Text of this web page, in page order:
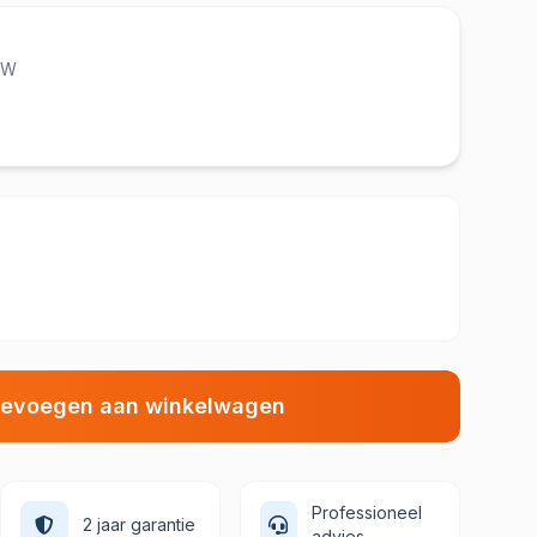
aan winkelwagen
2 jaar garantie
Professioneel